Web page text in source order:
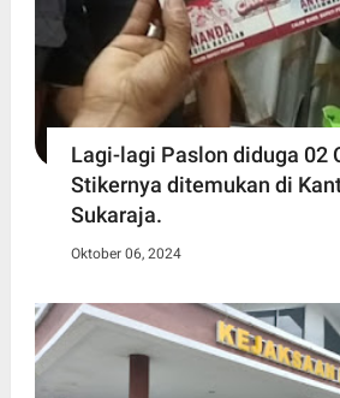
Lagi-lagi Paslon diduga 02
Stikernya ditemukan di
Sukaraja.
Oktober 06, 2024